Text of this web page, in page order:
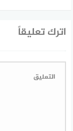
اترك تعليقاً